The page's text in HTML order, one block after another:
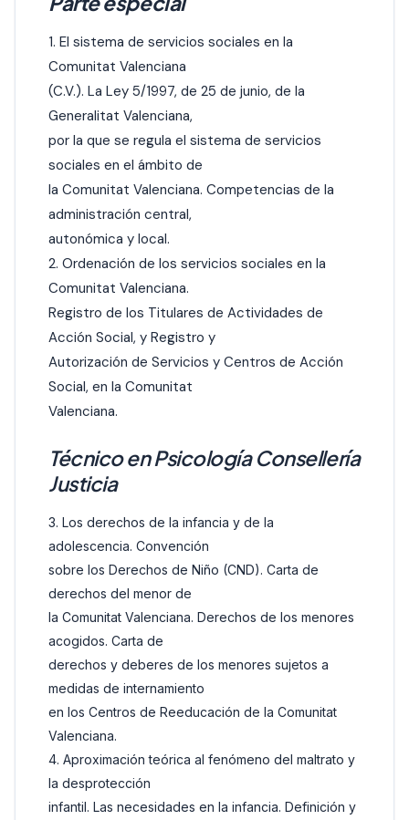
1. El sistema de servicios sociales en la
Comunitat Valenciana
(C.V.). La Ley 5/1997, de 25 de junio, de la
Generalitat Valenciana,
por la que se regula el sistema de servicios
sociales en el ámbito de
la Comunitat Valenciana. Competencias de la
administración central,
autonómica y local.
2. Ordenación de los servicios sociales en la
Comunitat Valenciana.
Registro de los Titulares de Actividades de
Acción Social, y Registro y
Autorización de Servicios y Centros de Acción
Social, en la Comunitat
Valenciana.
Técnico en Psicología Consellería
Justicia
3. Los derechos de la infancia y de la
adolescencia. Convención
sobre los Derechos de Niño (CND). Carta de
derechos del menor de
la Comunitat Valenciana. Derechos de los menores
acogidos. Carta de
derechos y deberes de los menores sujetos a
medidas de internamiento
en los Centros de Reeducación de la Comunitat
Valenciana.
4. Aproximación teórica al fenómeno del maltrato y
la desprotección
infantil. Las necesidades en la infancia. Definición y